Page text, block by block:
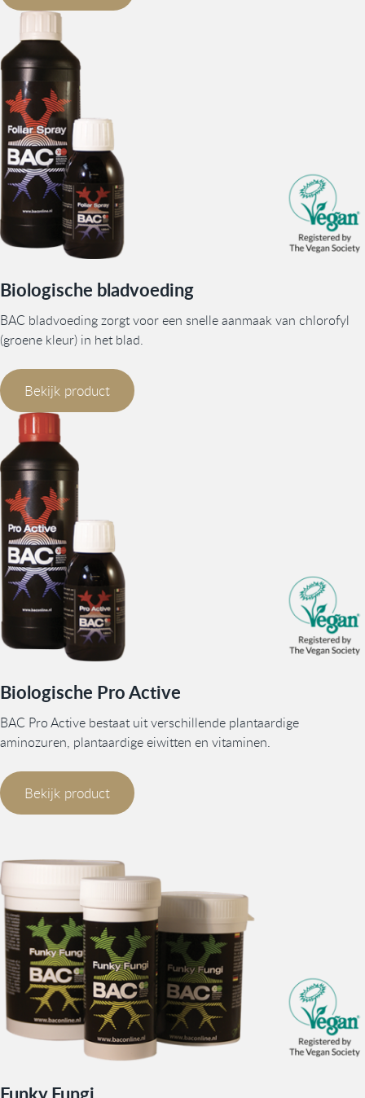
Biologische bladvoeding
BAC bladvoeding zorgt voor een snelle aanmaak van chlorofyl
(groene kleur) in het blad.
Bekijk product
Biologische Pro Active
BAC Pro Active bestaat uit verschillende plantaardige
aminozuren, plantaardige eiwitten en vitaminen.
Bekijk product